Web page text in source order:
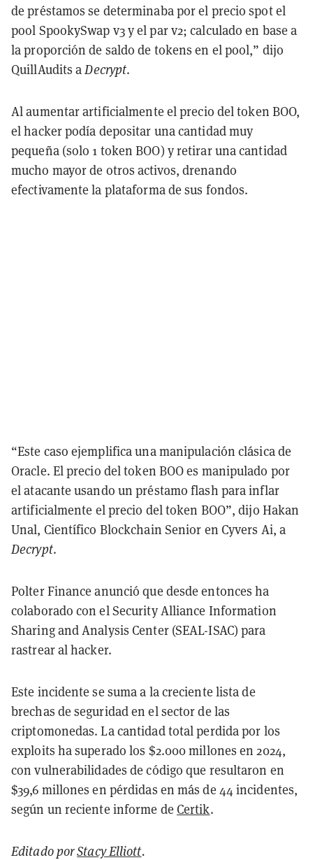
de préstamos se determinaba por el precio spot el
pool SpookySwap v3 y el par v2; calculado en base a
la proporción de saldo de tokens en el pool,” dijo
QuillAudits aDecrypt.
Al aumentar artificialmente el precio del token BOO,
el hacker podía depositar una cantidad muy
pequeña (solo 1 token BOO) y retirar una cantidad
mucho mayor de otros activos, drenando
efectivamente la plataforma de sus fondos.
“Este caso ejemplifica una manipulación clásica de
Oracle. El precio del token BOO es manipulado por
el atacante usando un préstamo flash para inflar
artificialmente el precio del token BOO”, dijo Hakan
Unal, Científico Blockchain Senior en Cyvers Ai, a
Decrypt.
Polter Finance anunció que desde entonces ha
colaborado con el Security Alliance Information
Sharing and Analysis Center (SEAL-ISAC) para
rastrear al hacker.
Este incidente se suma a la creciente lista de
brechas de seguridad en el sector de las
criptomonedas. La cantidad total perdida por los
exploits ha superado los $2.000 millones en 2024,
con vulnerabilidades de código que resultaron en
$39,6 millones en pérdidas en más de 44 incidentes,
según un reciente informe de Certik.
Editado porStacy Elliott.